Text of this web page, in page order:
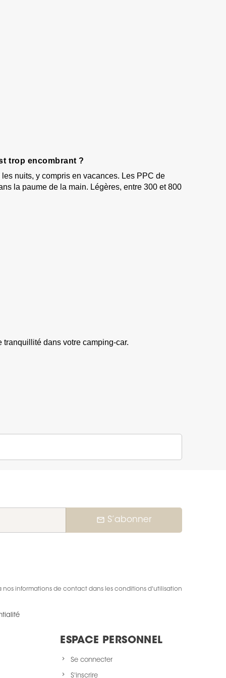
trop encombrant ?
nuits, y compris en vacances. Les PPC de
la paume de la main. Légères, entre 300 et 800
dans votre camping-car.
mail_outline S’abonner
nos informations de contact dans les conditions d'utilisation
ESPACE PERSONNEL
Se connecter
S'inscrire